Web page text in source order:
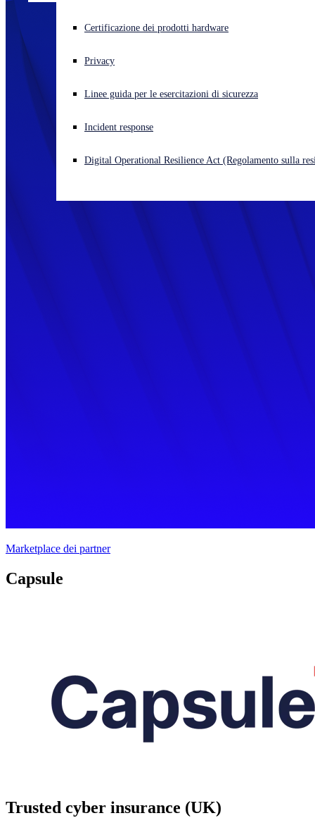
Cyberattacco in corso? Ottieni assistenza immediata
Open language switcher
Certificazione dei prodotti hardware
Privacy
Linee guida per le esercitazioni di sicurezza
Incident response
Digital Operational Resilience Act (Regolamento sulla
Marketplace dei partner
Capsule
Trusted cyber insurance (UK)